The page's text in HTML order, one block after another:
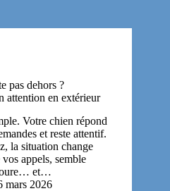
pas dehors ?
attention en extérieur
Votre chien répond
et reste attentif.
la situation change
appels, semble
et…
mars 2026